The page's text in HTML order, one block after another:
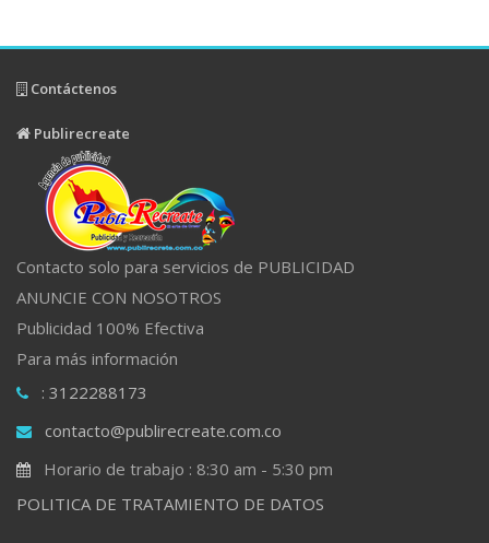
Contáctenos
Publirecreate
Contacto solo para servicios de PUBLICIDAD
ANUNCIE CON NOSOTROS
Publicidad 100% Efectiva
Para más información
: 3122288173
contacto@publirecreate.com.co
Horario de trabajo : 8:30 am - 5:30 pm
POLITICA DE TRATAMIENTO DE DATOS